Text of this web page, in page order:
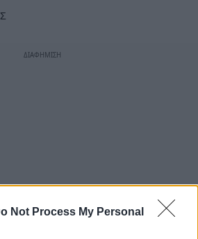
Not Process My Personal